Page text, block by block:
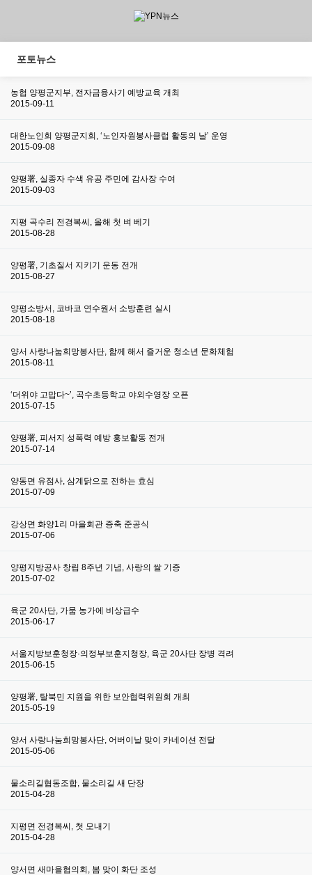
포토뉴스
농협 양평군지부, 전자금융사기 예방교육 개최
2015-09-11
대한노인회 양평군지회, ‘노인자원봉사클럽 활동의 날’ 운영
2015-09-08
양평署, 실종자 수색 유공 주민에 감사장 수여
2015-09-03
지평 곡수리 전경복씨, 올해 첫 벼 베기
2015-08-28
양평署, 기초질서 지키기 운동 전개
2015-08-27
양평소방서, 코바코 연수원서 소방훈련 실시
2015-08-18
양서 사랑나눔희망봉사단, 함께 해서 즐거운 청소년 문화체험
2015-08-11
‘더위야 고맙다~’, 곡수초등학교 야외수영장 오픈
2015-07-15
양평署, 피서지 성폭력 예방 홍보활동 전개
2015-07-14
양동면 유점사, 삼계닭으로 전하는 효심
2015-07-09
강상면 화양1리 마을회관 증축 준공식
2015-07-06
양평지방공사 창립 8주년 기념, 사랑의 쌀 기증
2015-07-02
육군 20사단, 가뭄 농가에 비상급수
2015-06-17
서울지방보훈청장·의정부보훈지청장, 육군 20사단 장병 격려
2015-06-15
양평署, 탈북민 지원을 위한 보안협력위원회 개최
2015-05-19
양서 사랑나눔희망봉사단, 어버이날 맞이 카네이션 전달
2015-05-06
물소리길협동조합, 물소리길 새 단장
2015-04-28
지평면 전경복씨, 첫 모내기
2015-04-28
양서면 새마을협의회, 봄 맞이 화단 조성